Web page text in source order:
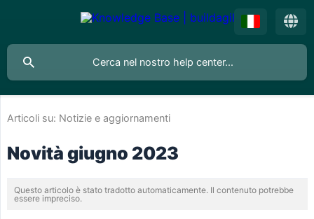
Articoli su: Notizie e aggiornamenti
Novità giugno 2023
Questo articolo è stato tradotto automaticamente. Il contenuto potrebbe
essere impreciso.